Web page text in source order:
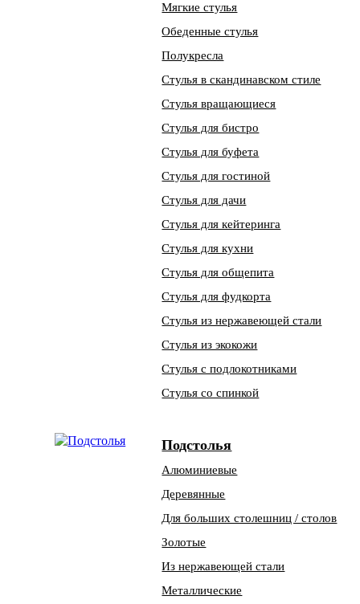
Мягкие стулья
Обеденные стулья
Полукресла
Стулья в скандинавском стиле
Стулья вращающиеся
Стулья для бистро
Стулья для буфета
Стулья для гостиной
Стулья для дачи
Стулья для кейтеринга
Стулья для кухни
Стулья для общепита
Стулья для фудкорта
Стулья из нержавеющей стали
Стулья из экокожи
Стулья с подлокотниками
Стулья со спинкой
Подстолья
Алюминиевые
Деревянные
Для больших столешниц / столов
Золотые
Из нержавеющей стали
Металлические